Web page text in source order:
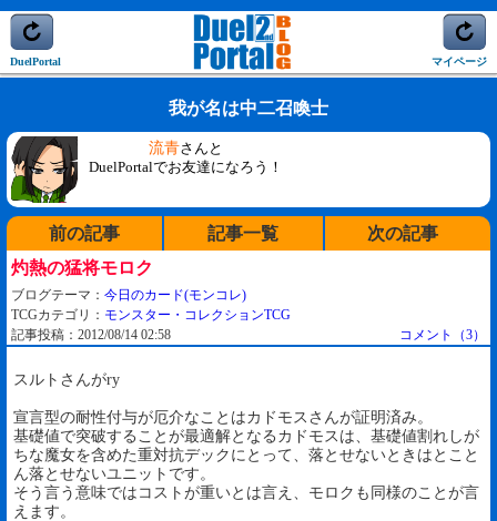
DuelPortal マイページ
我が名は中二召喚士
流青さんと
DuelPortalでお友達になろう！
前の記事 記事一覧
次の記事
灼熱の猛将モロク
ブログテーマ： 今日のカード(モンコレ)
TCGカテゴリ： モンスター・コレクションTCG
記事投稿：2012/08/14 02:58
コメント（3）
スルトさんがry
宣言型の耐性付与が厄介なことはカドモスさんが証明済み。
基礎値で突破することが最適解となるカドモスは、基礎値割れしが
ちな魔女を含めた重対抗デックにとって、落とせないときはとこと
ん落とせないユニットです。
そう言う意味ではコストが重いとは言え、モロクも同様のことが言
えます。